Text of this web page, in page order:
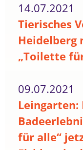
14.07.2021
Tierisches
Heidelberg
„Toilette
09.07.2021
für alle“